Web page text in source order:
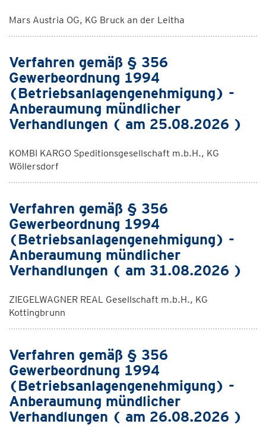
Mars Austria OG, KG Bruck an der Leitha
Verfahren gemäß § 356
Gewerbeordnung 1994
(Betriebsanlagengenehmigung) -
Anberaumung mündlicher
Verhandlungen ( am 25.08.2026 )
KOMBI KARGO Speditionsgesellschaft m.b.H., KG
Wöllersdorf
Verfahren gemäß § 356
Gewerbeordnung 1994
(Betriebsanlagengenehmigung) -
Anberaumung mündlicher
Verhandlungen ( am 31.08.2026 )
ZIEGELWAGNER REAL Gesellschaft m.b.H., KG
Kottingbrunn
Verfahren gemäß § 356
Gewerbeordnung 1994
(Betriebsanlagengenehmigung) -
Anberaumung mündlicher
Verhandlungen ( am 26.08.2026 )